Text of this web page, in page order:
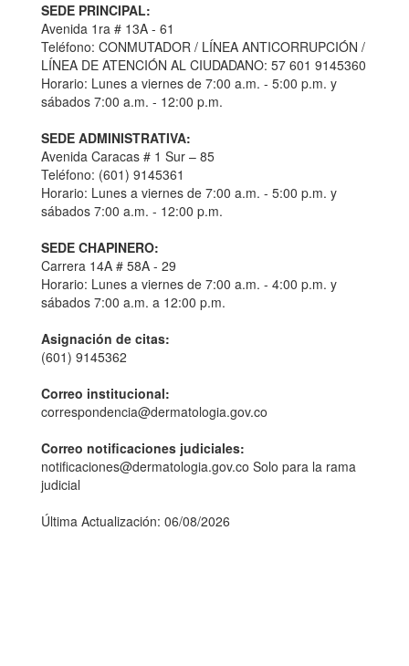
SEDE PRINCIPAL:
Avenida 1ra # 13A - 61
Teléfono: CONMUTADOR / LÍNEA ANTICORRUPCIÓN /
LÍNEA DE ATENCIÓN AL CIUDADANO: 57 601 9145360
Horario: Lunes a viernes de 7:00 a.m. - 5:00 p.m. y
sábados 7:00 a.m. - 12:00 p.m.
SEDE ADMINISTRATIVA:
Avenida Caracas # 1 Sur – 85
Teléfono: (601) 9145361
Horario: Lunes a viernes de 7:00 a.m. - 5:00 p.m. y
sábados 7:00 a.m. - 12:00 p.m.
SEDE CHAPINERO:
Carrera 14A # 58A - 29
Horario: Lunes a viernes de 7:00 a.m. - 4:00 p.m. y
sábados 7:00 a.m. a 12:00 p.m.
Asignación de citas:
(601) 9145362
Correo institucional:
correspondencia@dermatologia.gov.co
Correo notificaciones judiciales:
notificaciones@dermatologia.gov.co Solo para la rama
judicial
Última Actualización: 06/08/2026